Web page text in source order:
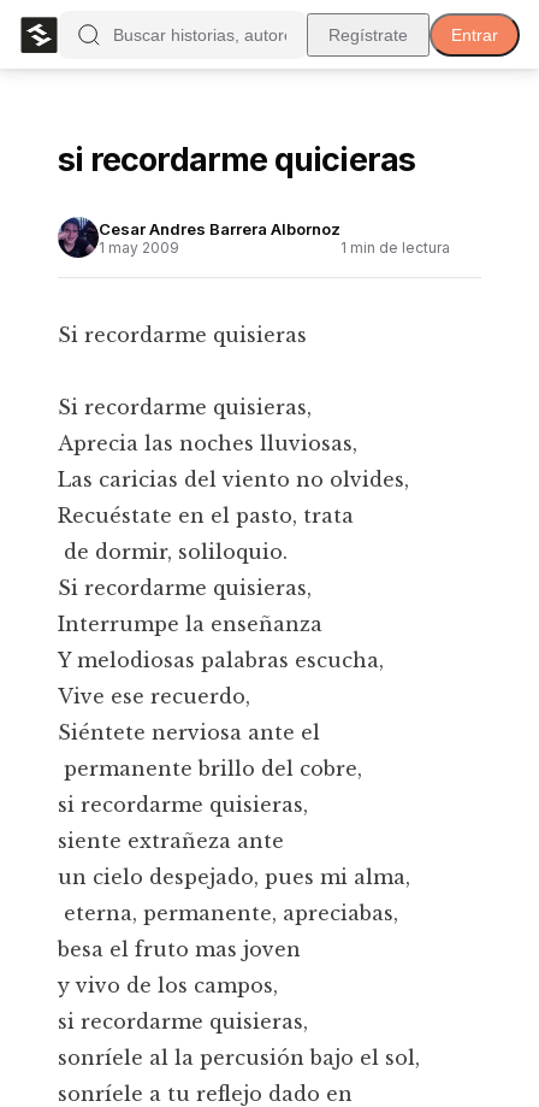
Regístrate Entrar
si recordarme quicieras
Cesar Andres Barrera Albornoz
1 may 2009 1 min de lectura
Si recordarme quisieras
Si recordarme quisieras,
Aprecia las noches lluviosas,
Las caricias del viento no olvides,
Recuéstate en el pasto, trata
de dormir, soliloquio.
Si recordarme quisieras,
Interrumpe la enseñanza
Y melodiosas palabras escucha,
Vive ese recuerdo,
Siéntete nerviosa ante el
permanente brillo del cobre,
si recordarme quisieras,
siente extrañeza ante
un cielo despejado, pues mi alma,
eterna, permanente, apreciabas,
besa el fruto mas joven
y vivo de los campos,
si recordarme quisieras,
sonríele al la percusión bajo el sol,
sonríele a tu reflejo dado en